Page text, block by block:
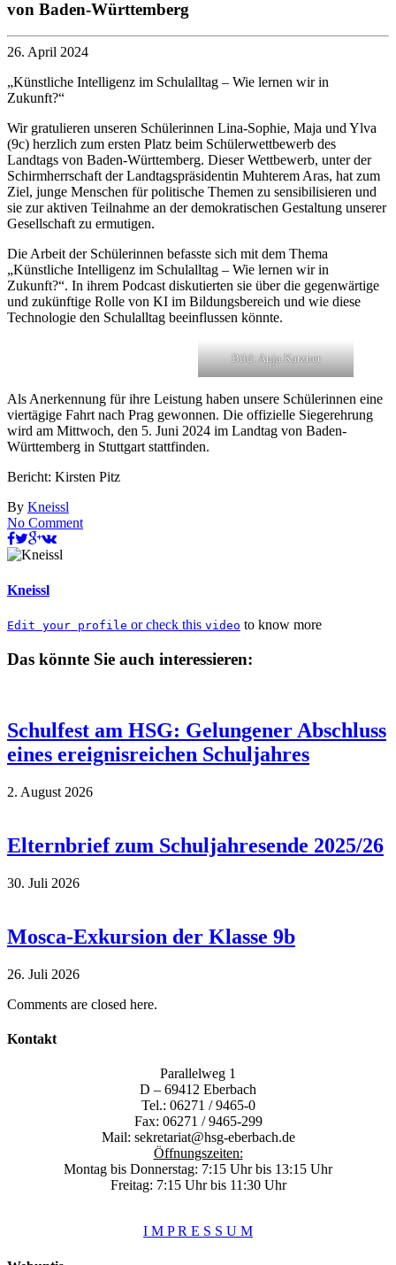
von Baden-Württemberg
26. April 2024
„Künstliche Intelligenz im Schulalltag – Wie lernen wir in
Zukunft?“
Wir gratulieren unseren Schülerinnen Lina-Sophie, Maja und Ylva
(9c) herzlich zum ersten Platz beim Schülerwettbewerb des
Landtags von Baden-Württemberg. Dieser Wettbewerb, unter der
Schirmherrschaft der Landtagspräsidentin Muhterem Aras, hat zum
Ziel, junge Menschen für politische Themen zu sensibilisieren und
sie zur aktiven Teilnahme an der demokratischen Gestaltung unserer
Gesellschaft zu ermutigen.
Die Arbeit der Schülerinnen befasste sich mit dem Thema
„Künstliche Intelligenz im Schulalltag – Wie lernen wir in
Zukunft?“. In ihrem Podcast diskutierten sie über die gegenwärtige
und zukünftige Rolle von KI im Bildungsbereich und wie diese
Technologie den Schulalltag beeinflussen könnte.
Bild: Anja Katzner
Als Anerkennung für ihre Leistung haben unsere Schülerinnen eine
viertägige Fahrt nach Prag gewonnen. Die offizielle Siegerehrung
wird am Mittwoch, den 5. Juni 2024 im Landtag von Baden-
Württemberg in Stuttgart stattfinden.
Bericht: Kirsten Pitz
By Kneissl
No Comment
Kneissl
Edit your profile or check this video to know more
Das könnte Sie auch interessieren:
Schulfest am HSG: Gelungener Abschluss
eines ereignisreichen Schuljahres
2. August 2026
Elternbrief zum Schuljahresende 2025/26
30. Juli 2026
Mosca-Exkursion der Klasse 9b
26. Juli 2026
Comments are closed here.
Kontakt
Parallelweg 1
D – 69412 Eberbach
Tel.: 06271 / 9465-0
Fax: 06271 / 9465-299
Mail: sekretariat@hsg-eberbach.de
Öffnungszeiten:
Montag bis Donnerstag: 7:15 Uhr bis 13:15 Uhr
Freitag: 7:15 Uhr bis 11:30 Uhr
I M P R E S S U M